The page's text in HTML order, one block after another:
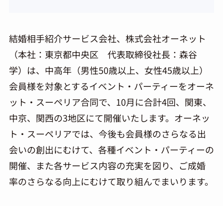
結婚相手紹介サービス会社、株式会社オーネット
（本社：東京都中央区 代表取締役社長：森谷
学）は、中高年（男性50歳以上、女性45歳以上）
会員様を対象とするイベント・パーティーをオーネ
ット・スーペリア合同で、10月に合計4回、関東、
中京、関西の3地区にて開催いたします。オーネッ
ト・スーペリアでは、今後も会員様のさらなる出
会いの創出にむけて、各種イベント・パーティーの
開催、また各サービス内容の充実を図り、ご成婚
率のさらなる向上にむけて取り組んでまいります。